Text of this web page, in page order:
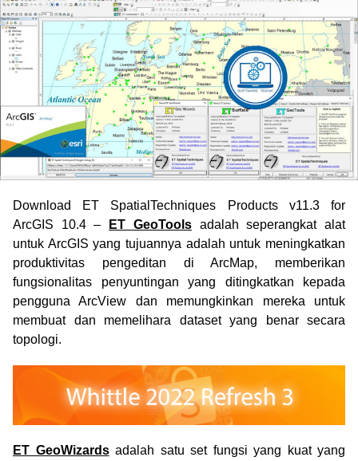
Download ET SpatialTechniques Products v11.3 for
ArcGIS 10.4 –
ET GeoToolsadalah seperangkat alat
untuk ArcGIS yang tujuannya adalah untuk meningkatkan
produktivitas pengeditan di ArcMap, memberikan
fungsionalitas penyuntingan yang ditingkatkan kepada
pengguna ArcView dan memungkinkan mereka untuk
membuat dan memelihara dataset yang benar secara
topologi.
ET GeoWizardsadalah satu set fungsi yang kuat yang